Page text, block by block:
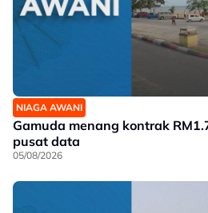
NIAGA AWANI
Gamuda menang kontrak
pusat data
05/08/2026